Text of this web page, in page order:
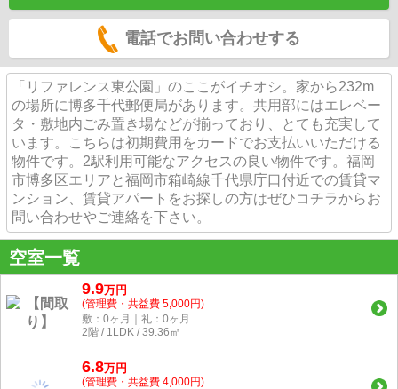
電話でお問い合わせする
「リファレンス東公園」のここがイチオシ。家から232m
の場所に博多千代郵便局があります。共用部にはエレベー
タ・敷地内ごみ置き場などが揃っており、とても充実して
います。こちらは初期費用をカードでお支払いいただける
物件です。2駅利用可能なアクセスの良い物件です。福岡
市博多区エリアと福岡市箱崎線千代県庁口付近での賃貸マ
ンション、賃貸アパートをお探しの方はぜひコチラからお
問い合わせやご連絡を下さい。
空室一覧
9.9万円
(管理費・共益費 5,000円)
敷：0ヶ月｜礼：0ヶ月
2階 / 1LDK / 39.36㎡
6.8万円
(管理費・共益費 4,000円)